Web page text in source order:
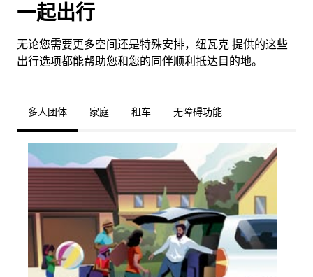
一起出行
无论您需要更多空间还是特殊安排，纽瓦克 提供的这些
出行选项都能帮助您和您的同伴顺利抵达目的地。
多人团体 家庭 租车 无障碍功能